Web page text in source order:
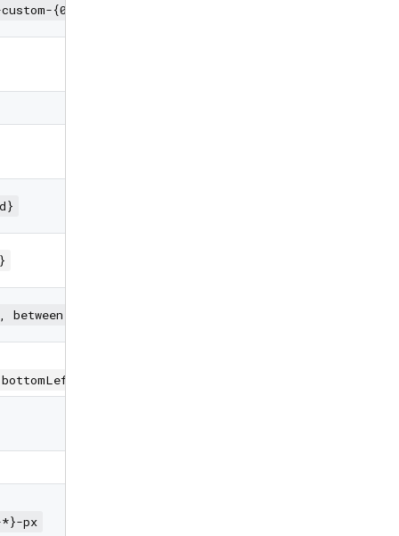
{0.0-*}
evenly, center, end}
*}-px